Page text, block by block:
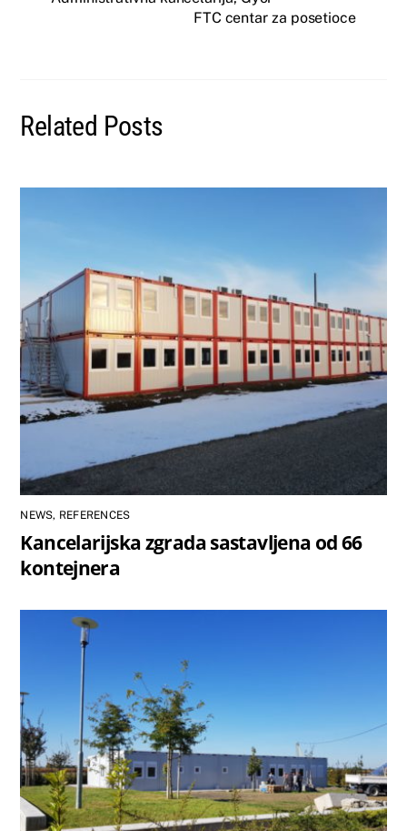
FTC centar za posetioce
Related Posts
NEWS, REFERENCES
Kancelarijska zgrada sastavljena od 66
kontejnera